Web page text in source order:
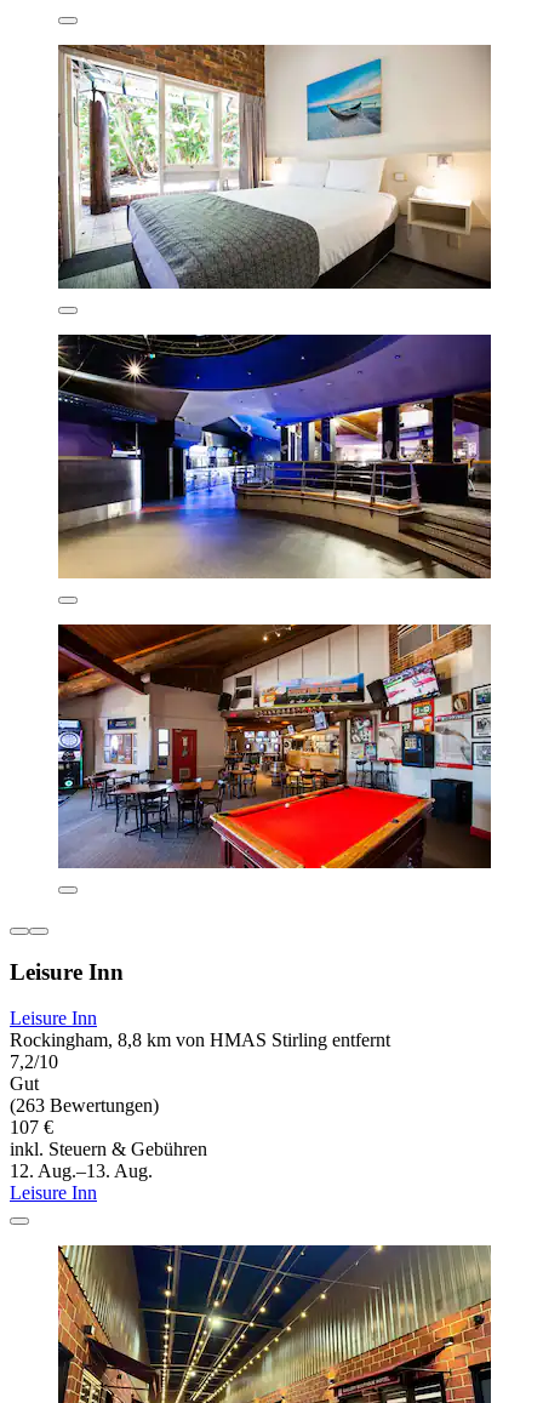
Leisure Inn
Leisure Inn
Rockingham, 8,8 km von HMAS Stirling entfernt
7,2/10
Gut
(263 Bewertungen)
107 €
inkl. Steuern & Gebühren
12. Aug.–13. Aug.
Leisure Inn